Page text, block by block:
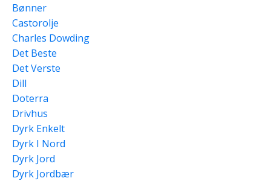
Bønner
Castorolje
Charles Dowding
Det Beste
Det Verste
Dill
Doterra
Drivhus
Dyrk Enkelt
Dyrk I Nord
Dyrk Jord
Dyrk Jordbær